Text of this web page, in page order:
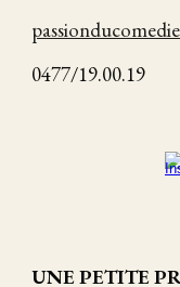
0477/19.00.19
UNE PETITE